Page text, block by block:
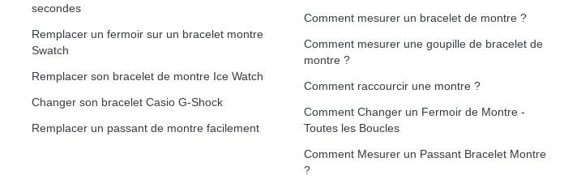
Ajouter au panier
secondes
Remplacer un fermoir sur un bracelet montre
Swatch
Remplacer son bracelet de montre Ice Watch
Changer son bracelet Casio G-Shock
Remplacer un passant de montre facilement
Comment mesurer un bracelet de montre ?
Comment mesurer une goupille de bracelet de
montre ?
Comment raccourcir une montre ?
Comment Changer un Fermoir de Montre -
Toutes les Boucles
Comment Mesurer un Passant Bracelet Montre
?